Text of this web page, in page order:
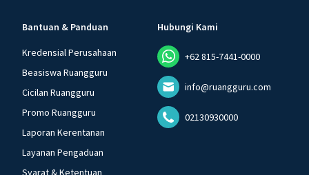
Bantuan & Panduan
Kredensial Perusahaan
Beasiswa Ruangguru
Cicilan Ruangguru
Promo Ruangguru
Laporan Kerentanan
Layanan Pengaduan
Syarat & Ketentuan
Hubungi Kami
+62 815-7441-0000
info@ruangguru.com
02130930000